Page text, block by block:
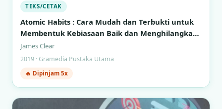
TEKS/CETAK
Atomic Habits : Cara Mudah dan Terbukti untuk
Membentuk Kebiasaan Baik dan Menghilangkan
Kebiasaan Buruk
James Clear
2019 · Gramedia Pustaka Utama
🔥 Dipinjam 5x